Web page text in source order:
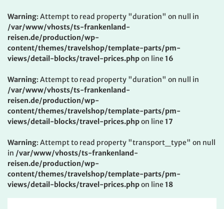
Warning: Attempt to read property "duration" on null in
/var/www/vhosts/ts-frankenland-
reisen.de/production/wp-
content/themes/travelshop/template-parts/pm-
views/detail-blocks/travel-prices.phpon line 16
Warning: Attempt to read property "duration" on null in
/var/www/vhosts/ts-frankenland-
reisen.de/production/wp-
content/themes/travelshop/template-parts/pm-
views/detail-blocks/travel-prices.phpon line 17
Warning: Attempt to read property "transport_type" on null
in /var/www/vhosts/ts-frankenland-
reisen.de/production/wp-
content/themes/travelshop/template-parts/pm-
views/detail-blocks/travel-prices.phpon line 18